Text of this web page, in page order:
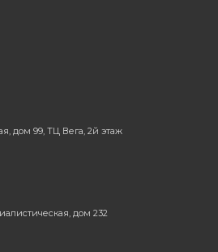
дом 99, ТЦ Вега, 2й этаж
дом 232